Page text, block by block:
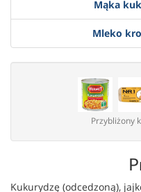
Mąka
Mleko
Przybliżony
Kukurydzę (odcedzoną),